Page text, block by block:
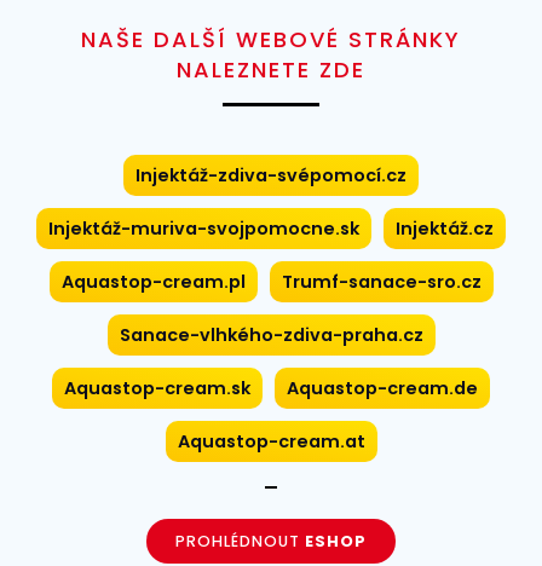
NAŠE DALŠÍ WEBOVÉ STRÁNKY
NALEZNETE ZDE
Injektáž-zdiva-svépomocí.cz
Injektáž-muriva-svojpomocne.sk Injektáž.cz
Aquastop-cream.pl Trumf-sanace-sro.cz
Sanace-vlhkého-zdiva-praha.cz
Aquastop-cream.sk Aquastop-cream.de
Aquastop-cream.at
PROHLÉDNOUT ESHOP